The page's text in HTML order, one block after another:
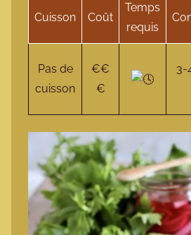
Cuisson Coût
Temps
requis
Pas de
cuisson
€€
€
3-